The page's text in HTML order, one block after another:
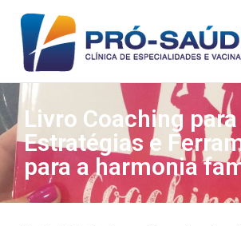
Livro Coaching
Estratégias e
para a harmonia